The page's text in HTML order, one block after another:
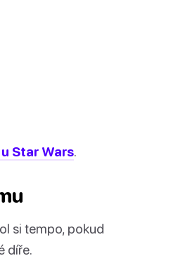
Star Wars.
si tempo, pokud
díře.